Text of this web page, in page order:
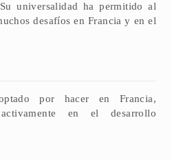
universalidad ha permitido al
desafíos en Francia y en el
por hacer en Francia,
en el desarrollo